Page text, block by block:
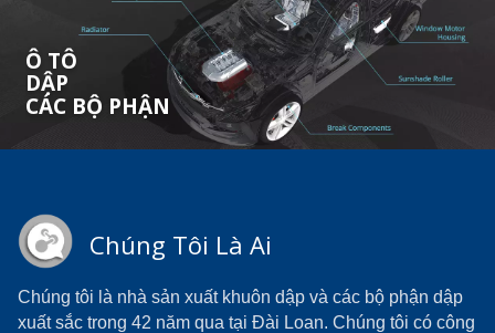
Ô TÔ
DẬP
CÁC BỘ PHẬN
Chúng Tôi Là Ai
Chúng tôi là nhà sản xuất khuôn dập và các bộ phận dập
xuất sắc trong 42 năm qua tại Đài Loan. Chúng tôi có công